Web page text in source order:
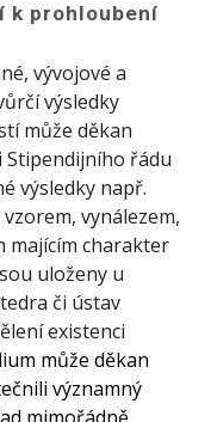
k prohloubení
vývojové a
výsledky
může děkan
Stipendijního řádu
výsledky např.
vynálezem,
majícím charakter
uloženy u
či ústav
existenci
může děkan
významný